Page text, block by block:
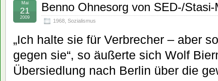
Benno Ohnesorg von SED-/
1968 Sozialismus
Mai
21
2009
„Ich halte sie für Verbrecher – aber
gegen sie“, so äußerte sich Wolf
Übersiedlung nach Berlin über die